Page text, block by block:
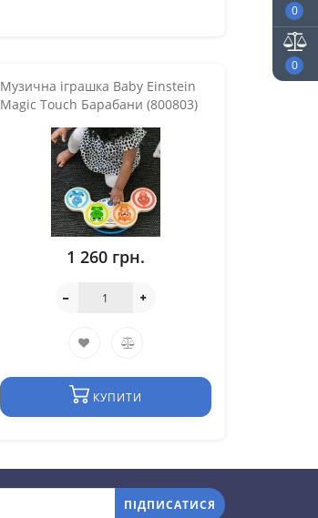
0
0
Музична іграшка Baby Einstein
Magic Touch Барабани (800803)
1 260 грн.
КУПИТИ
ПІДПИСАТИСЯ